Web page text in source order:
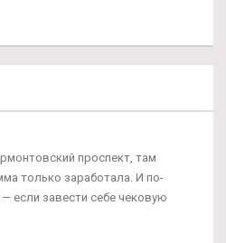
проспект, там
только заработала. И по-
если завести себе чековую